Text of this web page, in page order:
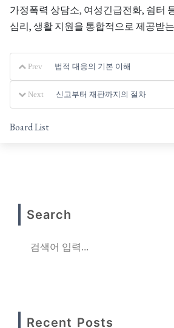
가정폭력 상담소, 여성긴급전화, 쉼터
심리, 생활 지원을 통합적으로 제공받
Prev 법적 대응의 기본 이해
Next 신고부터 재판까지의 절차
Board List
Search
Recent Posts